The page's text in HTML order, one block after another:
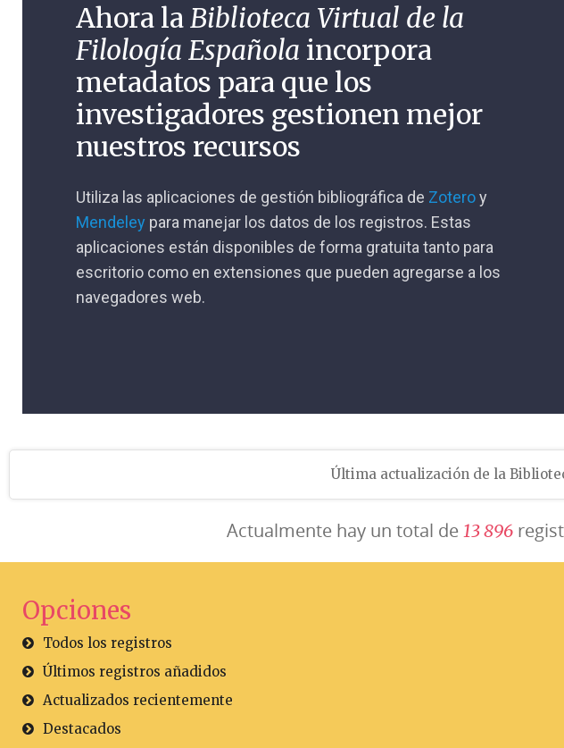
Ahora laBiblioteca Virtual de la
Filología Española incorpora
metadatos para que los
investigadores gestionen mejor
nuestros recursos
Utiliza las aplicaciones de gestión bibliográfica de Zoteroy
Mendeley para manejar los datos de los registros. Estas
aplicaciones están disponibles de forma gratuita tanto para
escritorio como en extensiones que pueden agregarse a los
navegadores web.
Última actualización de la
Actualmente hay un total de 13896
Opciones
Todos los registros
Últimos registros añadidos
Actualizados recientemente
Destacados